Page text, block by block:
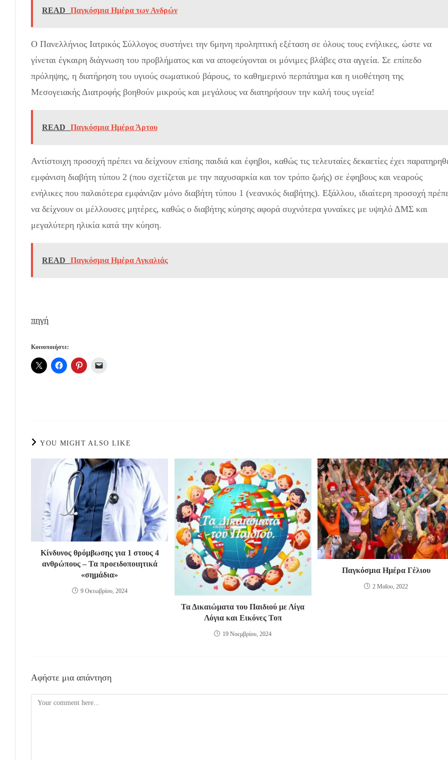
READ Παγκόσμια Ημέρα των Ανδρών
Ο Πανελλήνιος Ιατρικός Σύλλογος συστήνει την 6μηνη προληπτική εξέταση σε όλους τους ενήλικες, ώστε να
γίνεται έγκαιρη διάγνωση του προβλήματος και να αποφεύγονται οι μόνιμες βλάβες στα αγγεία. Σε επίπεδο
πρόληψης, η διατήρηση του υγιούς σωματικού βάρους, το καθημερινό περπάτημα και η υιοθέτηση της
Μεσογειακής Διατροφής βοηθούν μικρούς και μεγάλους να διατηρήσουν την καλή τους υγεία!
READ Παγκόσμια Ημέρα Άρτου
Αντίστοιχη προσοχή πρέπει να δείχνουν επίσης παιδιά και έφηβοι, καθώς τις τελευταίες δεκαετίες έχει
εμφάνιση διαβήτη τύπου 2 (που σχετίζεται με την παχυσαρκία και τον τρόπο ζωής) σε έφηβους και νεαρούς
ενήλικες που παλαιότερα εμφάνιζαν μόνο διαβήτη τύπου 1 (νεανικός διαβήτης). Εξάλλου, ιδιαίτερη προσοχή
να δείχνουν οι μέλλουσες μητέρες, καθώς ο διαβήτης κύησης αφορά συχνότερα γυναίκες με υψηλό ΔΜΣ και
μεγαλύτερη ηλικία κατά την κύηση.
READ Παγκόσμια Ημέρα Αγκαλιάς
πηγή
Κοινοποιήστε:
YOU MIGHT ALSO LIKE
Κίνδυνος θρόμβωσης για 1 στους 4
ανθρώπους – Τα προειδοποιητικά
«σημάδια»
9 Οκτωβρίου, 2024
Τα Δικαιώματα του Παιδιού με Λίγα
Λόγια και Εικόνες Τοπ
19 Νοεμβρίου, 2024
Παγκόσμια Ημέρα Γέλιου
2 Μαΐου, 2022
Αφήστε μια απάντηση
Comment